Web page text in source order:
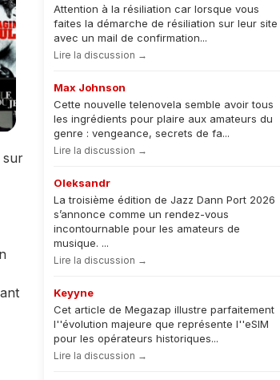
sur
Attention à la résiliation car lorsque vous
faites la démarche de résiliation sur leur site
avec un mail de confirmation...
Lire la discussion →
Max Johnson
Cette nouvelle telenovela semble avoir tous
les ingrédients pour plaire aux amateurs du
genre : vengeance, secrets de fa...
Lire la discussion →
Oleksandr
La troisième édition de Jazz Dann Port 2026
s’annonce comme un rendez-vous
incontournable pour les amateurs de
musique. ...
Lire la discussion →
Keyyne
Cet article de Megazap illustre parfaitement
l''évolution majeure que représente l''eSIM
pour les opérateurs historiques...
Lire la discussion →